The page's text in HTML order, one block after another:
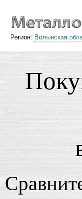
Регион: Волынская